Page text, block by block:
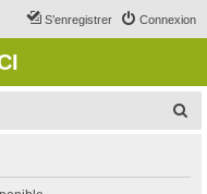
Connexion
S’enregistrer